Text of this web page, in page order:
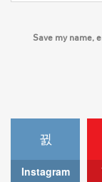
Save my name,
Instagram